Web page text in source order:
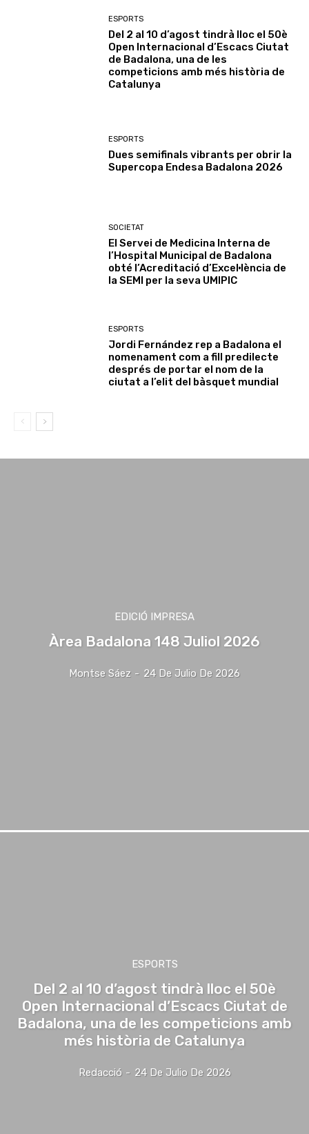
ESPORTS
Del 2 al 10 d’agost tindrà lloc el 50è
Open Internacional d’Escacs Ciutat
de Badalona, una de les
competicions amb més història de
Catalunya
ESPORTS
Dues semifinals vibrants per obrir la
Supercopa Endesa Badalona 2026
SOCIETAT
El Servei de Medicina Interna de
l’Hospital Municipal de Badalona
obté l’Acreditació d’Excel·lència de
la SEMI per la seva UMIPIC
ESPORTS
Jordi Fernández rep a Badalona el
nomenament com a fill predilecte
després de portar el nom de la
ciutat a l’elit del bàsquet mundial
EDICIÓ IMPRESA
Àrea Badalona 148 Juliol 2026
Montse Sáez - 24 De Julio De 2026
ESPORTS
Del 2 al 10 d’agost tindrà lloc el 50è
Open Internacional d’Escacs Ciutat de
Badalona, una de les competicions amb
més història de Catalunya
Redacció - 24 De Julio De 2026